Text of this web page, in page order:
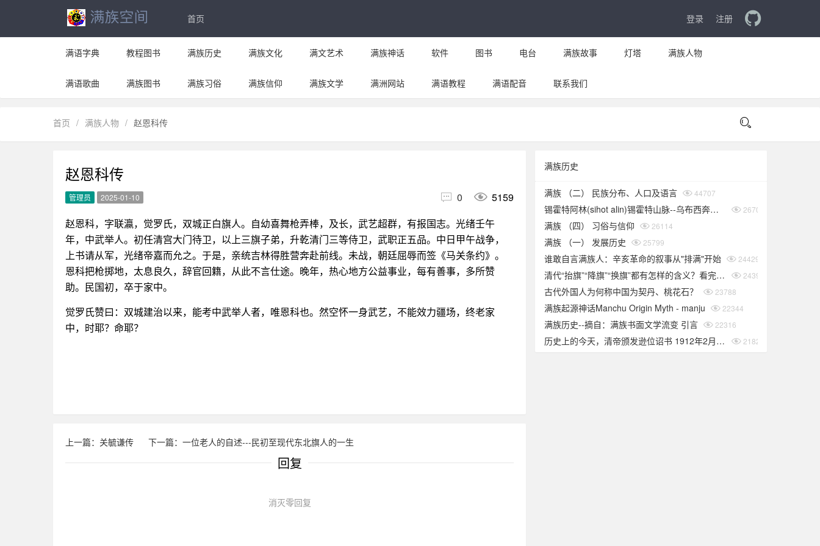
首页 登录 注册
满语字典 教程图书 满族历史 满族文化 满文艺术 满族神话 软件 图书 电台 满族故事 灯塔 满族人物
满语歌曲 满族图书 满族习俗 满族信仰 满族文学 满洲网站 满语教程 满语配音 联系我们
首页 / 满族人物 / 赵恩科传 
赵恩科传
管理员 2025-01-10  0  5159
赵恩科，字联瀛，觉罗氏，双城正白旗人。自幼喜舞枪弄棒，及长，武艺超群，有报国志。光绪壬午
年，中武举人。初任清宫大门待卫，以上三旗子弟，升乾清门三等侍卫，武职正五品。中日甲午战争，
上书请从军，光绪帝嘉而允之。于是，亲统吉林得胜营奔赴前线。未战，朝廷屈辱而签《马关条约》。
恩科把枪掷地，太息良久，辞官回籍，从此不言仕途。晚年，热心地方公益事业，每有善事，多所赞
助。民国初，卒于家中。
觉罗氏赞曰：双城建治以来，能考中武举人者，唯恩科也。然空怀一身武艺，不能效力疆场，终老家
中，时耶？命耶？
上一篇：关毓谦传 下一篇：一位老人的自述---民初至现代东北旗人的一生
回复
消灭零回复
满族历史
满族 （二） 民族分布、人口及语言 44707
锡霍特阿林(sihot alin)锡霍特山脉--乌布西奔妈妈 26709
满族 （四） 习俗与信仰 26114
满族 （一） 发展历史 25799
谁敢自言满族人：辛亥革命的叙事从"排满"开始 24429
清代“抬旗”“降旗”“换旗”都有怎样的含义？看完你就知道了 24392
古代外国人为何称中国为契丹、桃花石？ 23788
满族起源神话Manchu Origin Myth - manju 22344
满族历史--摘自：满族书面文学流变 引言 22316
历史上的今天，清帝颁发逊位诏书 1912年2月12日 21824